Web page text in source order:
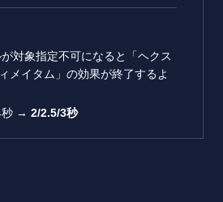
対象指定不可になると「ヘクス
メイタム」の効果が終了するよ
秒 → 2/2.5/3秒